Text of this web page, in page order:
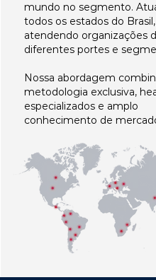
mundo no segmento.
todos os estados do Brasil,
atendendo organizações
diferentes portes e
Nossa abordagem
metodologia exclusiva,
especializados e amplo
conhecimento de